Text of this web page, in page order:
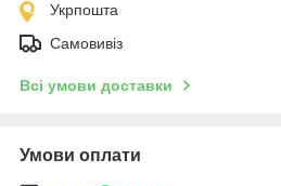
Укрпошта
Самовивіз
Всі умови доставки
Умови оплати